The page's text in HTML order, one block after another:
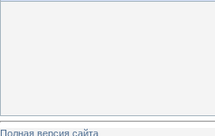
Полная версия сайта